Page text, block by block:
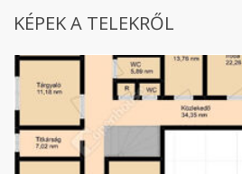
KÉPEK A TELEKRŐL